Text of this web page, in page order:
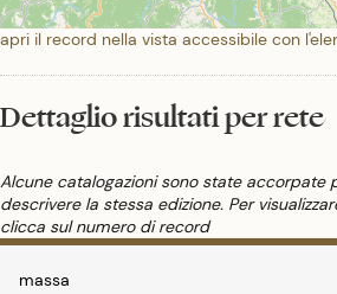
apri il record nella vista accessibile con
Dettaglio risultati per rete
Alcune catalogazioni sono state accorpate
descrivere la stessa edizione. Per
clicca sul numero di record
massa